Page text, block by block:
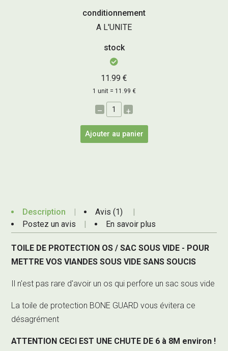
conditionnement
A L'UNITE
stock
11.99 €
1 unit = 11.99 €
– +
Ajouter au panier
Description
Avis (1)
Postez un avis
En savoir plus
TOILE DE PROTECTION OS / SAC SOUS VIDE - POUR
METTRE VOS VIANDES SOUS VIDE SANS SOUCIS
Il n'est pas rare d'avoir un os qui perfore un sac sous vide
La toile de protection BONE GUARD vous évitera ce
désagrément
ATTENTION CECI EST UNE CHUTE DE 6 à 8M environ !